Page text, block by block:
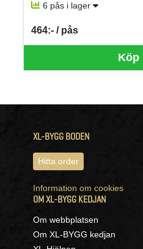
6 pås i lager
Köp
464:- / pås
SEK per PÅS
XL-BYGG BODEN
Hitta order
Information om cookies
OM XL-BYGG KEDJAN
Om webbplatsen
Om XL-BYGG kedjan